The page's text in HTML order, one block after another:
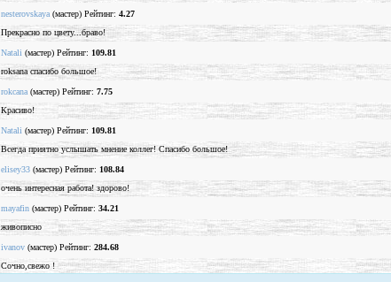
nesterovskaya (мастер) Рейтинг: 4.27
Прекрасно по цвету...браво!
Natali (мастер) Рейтинг: 109.81
roksana спасибо большое!
rokcana (мастер) Рейтинг: 7.75
Красиво!
Natali (мастер) Рейтинг: 109.81
Всегда приятно услышать мнение коллег! Спасибо большое!
elisey33 (мастер) Рейтинг: 108.84
очень интересная работа! здорово!
mayafin (мастер) Рейтинг: 34.21
живописно
ivanov (мастер) Рейтинг: 284.68
Сочно,свежо !